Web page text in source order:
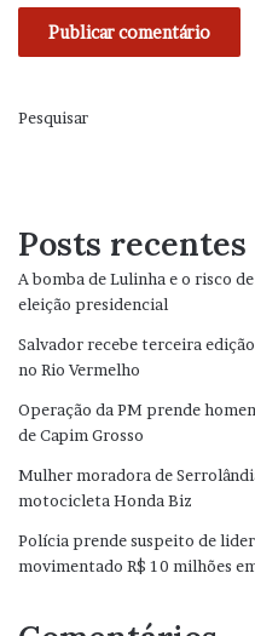
Pesquisar
Posts recentes
A bomba de Lulinha e o risco
eleição presidencial
Salvador recebe terceira
no Rio Vermelho
Operação da PM prende
de Capim Grosso
Mulher moradora de
motocicleta Honda Biz
Polícia prende suspeito de
movimentado R$ 10 milhões